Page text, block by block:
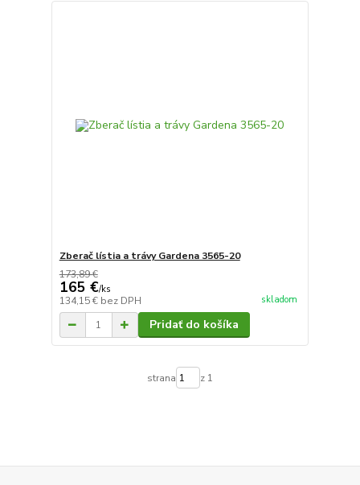
Zberač lístia a trávy Gardena 3565-20
173,89 €
165 €/ks
134,15 € bez DPH skladom
Pridať do košíka
strana z 1